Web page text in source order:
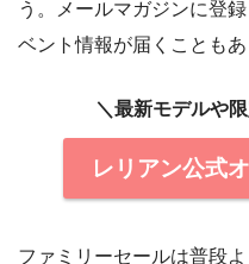
う。メールマガジンに登
ベント情報が届くこともあ
＼最新モデルや
レリアン公式
ファミリーセールは普段